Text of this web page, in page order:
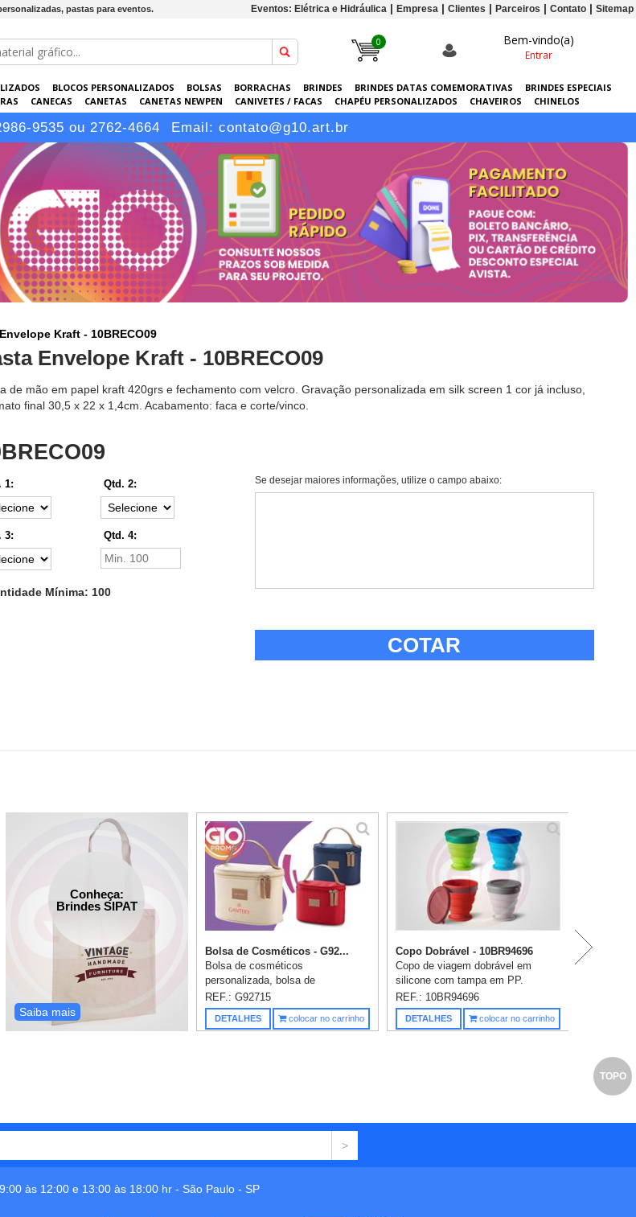
pastas para eventos. Eventos: Elétrica e Hidráulica Empresa Clientes Parceiros Contato Sitemap
0 Bem-vindo(a)
Entrar
BLOCOS PERSONALIZADOS BOLSAS BORRACHAS BRINDES BRINDES DATAS COMEMORATIVAS
BRINDES ESPECIAIS
CANECAS CANETAS CANETAS NEWPEN CANIVETES / FACAS CHAPÉU PERSONALIZADOS CHAVEIROS
CHINELOS
EMBALAGENS ESCRITÓRIO EVENTOS GARRAFAS PERSONALIZADAS GRÁFICA GUARDA-CHUVAS KITS
LANÇAMENTOS
LÁPIS
9535 ou 2762-4664 Email: contato@g10.art.br
Kraft - 10BRECO09
Envelope Kraft - 10BRECO09
de mão em papel kraft 420grs e fechamento com velcro. Gravação personalizada em silk screen 1 cor já incluso,
final 30,5 x 22 x 1,4cm. Acabamento: faca e corte/vinco.
1: Qtd. 2:
3: Qtd. 4:
Mínima: 100
Se desejar maiores informações, utilize o campo abaixo:
COTAR
Conheça:
Brindes SIPAT
Saiba mais
Bolsa de Cosméticos - G92...
Bolsa de cosméticos
personalizada, bolsa de
cosméticos em microfibra com
detalhe em c. sintético e zíper
duplo. Medidas: 180 x 120 x 100
REF.: G92715
DETALHES colocar no carrinho
Copo Dobrável - 10BR94696
Copo de viagem dobrável em
silicone com tampa em PP.
Contém uma argola na base que
serve como pega ou para pendurar.
Copo com capacidade até 240 ml.
REF.: 10BR94696
DETALHES colocar no carrinho
TOPO
às 12:00 e 13:00 às 18:00 hr - São Paulo - SP